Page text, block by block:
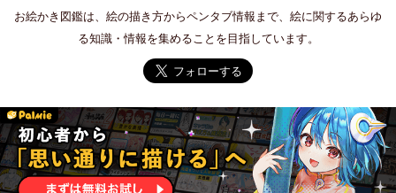
お絵かき図鑑は、絵の描き方からペンタブ情報まで、絵に関するあらゆ
る知識・情報を集めることを目指しています。